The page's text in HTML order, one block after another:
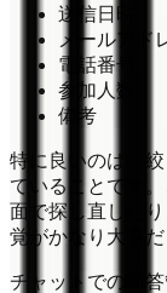
送信日時
メールアド
電話番号
参加人数
備考
特に良いのは、
ていることです
面で探し直したり
覚がかなり大事だ
チャットでの回